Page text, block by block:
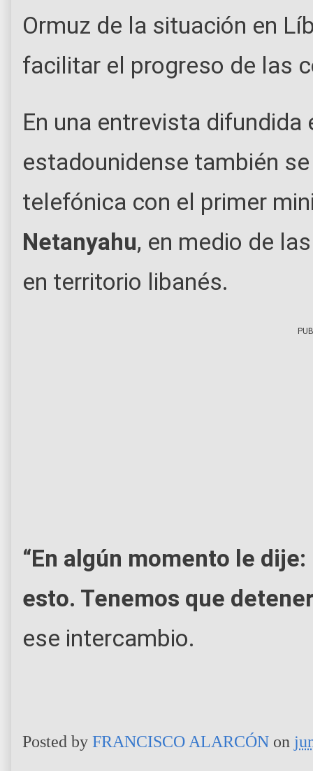
Ormuz de la situación en
facilitar el progreso de las
En una entrevista
estadounidense también
telefónica con el primer
Netanyahu, en medio de
en territorio libanés.
“En algún momento le
esto. Tenemos que
ese intercambio.
Posted by FRANCISCO ALARCÓN on